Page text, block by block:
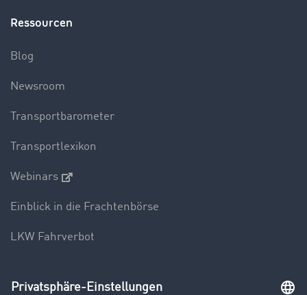
Ressourcen
Blog
Newsroom
Transportbarometer
Transportlexikon
Webinars
Einblick in die Frachtenbörse
LKW Fahrverbot
Unternehmen